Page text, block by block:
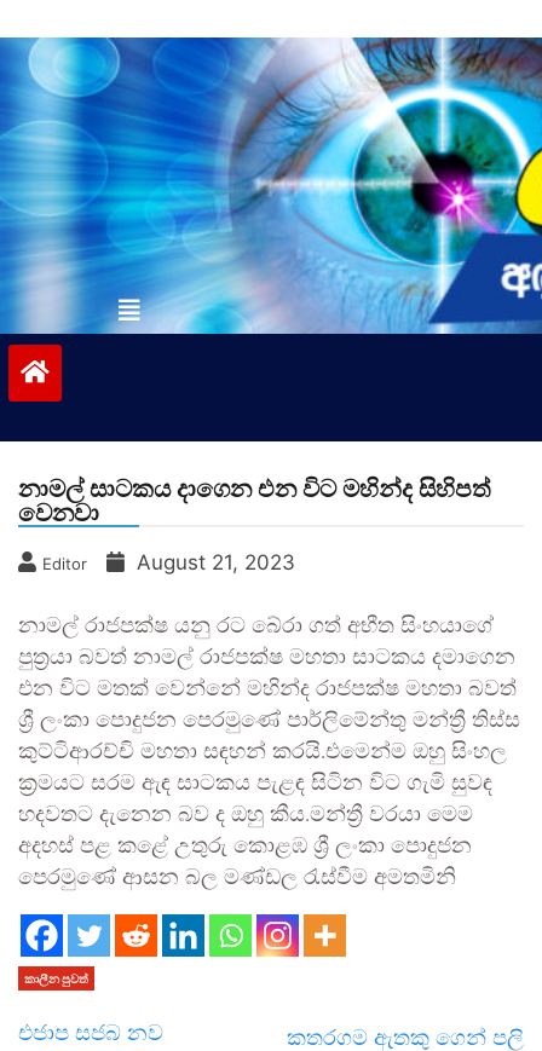
to
contentvinivida.lk
නාමල් සාටකය දාගෙන එන විට මහින්ද සිහිපත්
වෙනවා
Editor August 21, 2023
නාමල් රාජපක්ෂ යනු රට බේරා ගත් අභීත සිංහයාගේ
පුත‍්‍රයා බවත් නාමල් රාජපක්ෂ මහතා සාටකය දමාගෙන
එන විට මතක් වෙන්නේ මහින්ද රාජපක්ෂ මහතා බවත්
ශ්‍රී ලංකා පොදුජන පෙරමුණේ පාර්ලිමේන්තු මන්ත්‍රී තිස්ස
කුට්ටිආරච්චි මහතා සඳහන් කරයි.එමෙන්ම ඔහු සිංහල
ක්‍රමයට සරම ඇඳ සාටකය පැළඳ සිටින විට ගැමි සුවඳ
හදවතට දැනෙන බව ද ඔහු කීය.මන්ත්‍රී වරයා මෙම
අදහස් පළ කළේ උතුරු කොළඹ ශ්‍රී ලංකා පොදුජන
පෙරමුණේ ආසන බල මණ්ඩල රැස්වීම අමතමිනි
කාලීන පුවත්
එජාප සජබ නව
කතරගම ඇතකු ගෙන් පලි